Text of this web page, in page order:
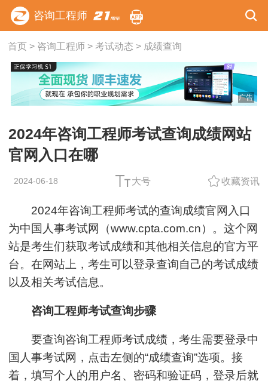
咨询工程师
首页> 咨询工程师> 考试动态 > 成绩查询
广告
2024年咨询工程师考试查询成绩网站
官网入口在哪
2024-06-18 大号 收藏资讯
2024年咨询工程师考试的查询成绩官网入口
为中国人事考试网（www.cpta.com.cn）。这个网
站是考生们获取考试成绩和其他相关信息的官方平
台。在网站上，考生可以登录查询自己的考试成绩
以及相关考试信息。
咨询工程师考试查询步骤
要查询咨询工程师考试成绩，考生需要登录中
国人事考试网，点击左侧的“成绩查询”选项。接
着，填写个人的用户名、密码和验证码，登录后就